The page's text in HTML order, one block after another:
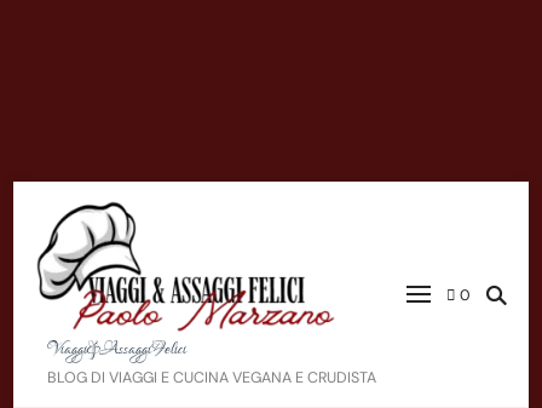
Viaggi&AssaggiFelici
BLOG DI VIAGGI E CUCINA VEGANA E CRUDISTA
0